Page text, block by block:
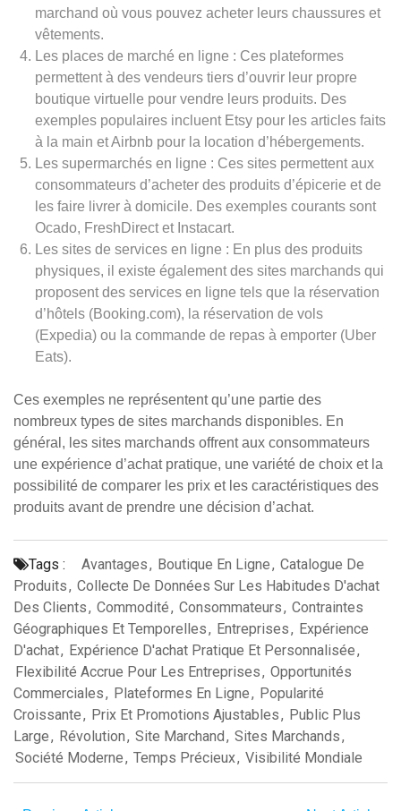
marchand où vous pouvez acheter leurs chaussures et
vêtements.
Les places de marché en ligne : Ces plateformes
permettent à des vendeurs tiers d’ouvrir leur propre
boutique virtuelle pour vendre leurs produits. Des
exemples populaires incluent Etsy pour les articles faits
à la main et Airbnb pour la location d’hébergements.
Les supermarchés en ligne : Ces sites permettent aux
consommateurs d’acheter des produits d’épicerie et de
les faire livrer à domicile. Des exemples courants sont
Ocado, FreshDirect et Instacart.
Les sites de services en ligne : En plus des produits
physiques, il existe également des sites marchands qui
proposent des services en ligne tels que la réservation
d’hôtels (Booking.com), la réservation de vols
(Expedia) ou la commande de repas à emporter (Uber
Eats).
Ces exemples ne représentent qu’une partie des
nombreux types de sites marchands disponibles. En
général, les sites marchands offrent aux consommateurs
une expérience d’achat pratique, une variété de choix et la
possibilité de comparer les prix et les caractéristiques des
produits avant de prendre une décision d’achat.
Tags : Avantages, Boutique En Ligne, Catalogue De
Produits, Collecte De Données Sur Les Habitudes D'achat
Des Clients, Commodité, Consommateurs, Contraintes
Géographiques Et Temporelles, Entreprises, Expérience
D'achat, Expérience D'achat Pratique Et Personnalisée,
Flexibilité Accrue Pour Les Entreprises, Opportunités
Commerciales, Plateformes En Ligne, Popularité
Croissante, Prix Et Promotions Ajustables, Public Plus
Large, Révolution, Site Marchand, Sites Marchands,
Société Moderne, Temps Précieux, Visibilité Mondiale